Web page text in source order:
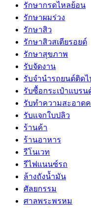
รักษากรดไหลย้อน
รักษาผมร่วง
รักษาสิว
รักษาสิวสเตียรอยด์
รักษาสุขภาพ
รับจัดงาน
รับจํานํารถยนต์ติด
รับซื้อกระเป๋าแบรน
รับทำความสะอาด
รับแจกใบปลิว
ร้านค้า
ร้านอาหาร
รีโนเวท
รีไฟแนนซ์รถ
ล้างถังน้ำมัน
ศัลยกรรม
ศาลพระพรหม